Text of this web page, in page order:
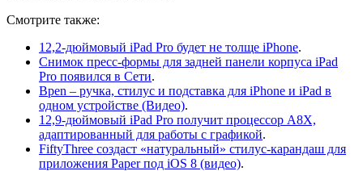
Смотрите также:
12,2-дюймовый iPad Pro будет не толще iPhone.
Снимок пресс-формы для задней панели корпуса iPad
Pro появился в Сети.
Bpen – ручка, стилус и подставка для iPhone и iPad в
одном устройстве (Видео).
12,9-дюймовый iPad Pro получит процессор A8X,
адаптированный для работы с графикой.
FiftyThree создаст «натуральный» стилус-карандаш для
приложения Paper под iOS 8 (видео).